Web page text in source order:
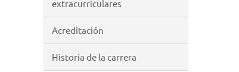
extracurriculares
Acreditación
Historia de la carrera